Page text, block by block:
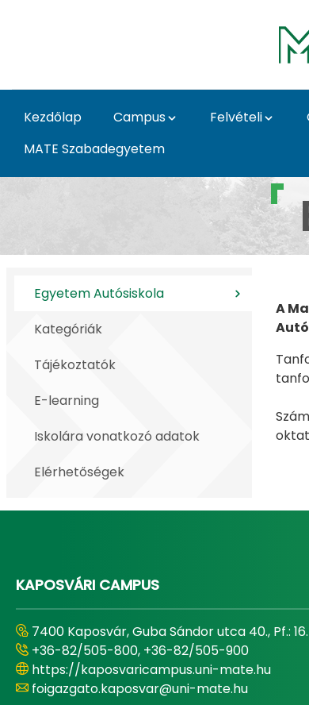
Kezdőlap Campus Felvételi
MATE Szabadegyetem
Egyetem
Egyetem Autósiskola
Kategóriák
Tájékoztatók
E-learning
Iskolára vonatkozó adatok
Elérhetőségek
A
KAPOSVÁRI CAMPUS
7400 Kaposvár, Guba Sándor utca 40., Pf.: 16.
+36-82/505-800, +36-82/505-900
https://kaposvaricampus.uni-mate.hu
foigazgato.kaposvar@uni-mate.hu